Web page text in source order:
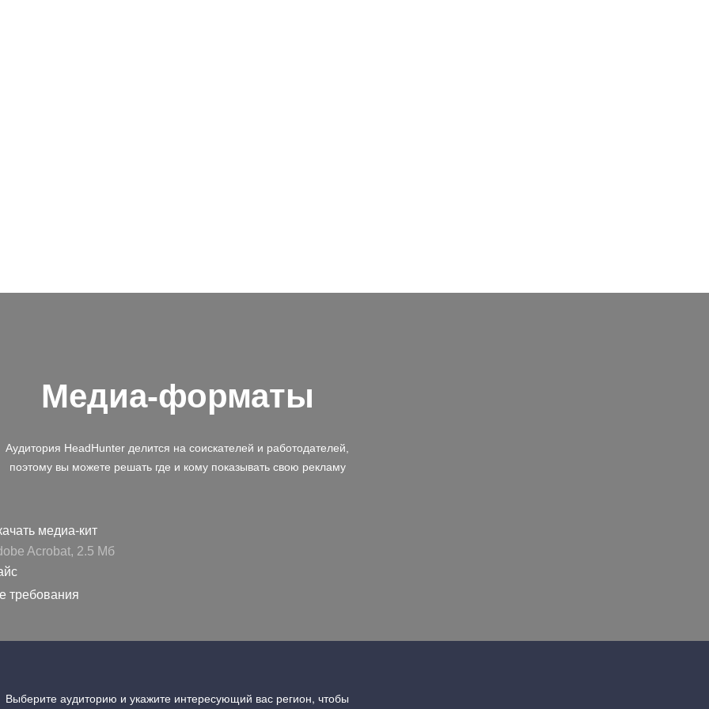
Медиа-форматы
Аудитория HeadHunter делится на соискателей и работодателей,
поэтому вы можете решать где и кому показывать свою рекламу
медиа-кит
Acrobat, 2.5 Mб
требования
Выберите аудиторию и укажите интересующий вас регион, чтобы